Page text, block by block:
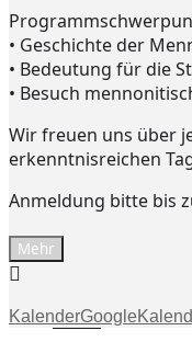
Gott in
Soccercamp
Junge
Junge
Gemeinde
MBG
Stream
• Geschichte der
• Bedeutung für die
• Besuch
Wir freuen uns über
erkenntnisreichen
Anmeldung bitte bis
Mehr
Kalender